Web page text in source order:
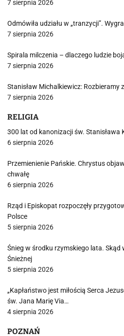
7 sierpnia 2026
Odmówiła udziału w „tranzycji”.
7 sierpnia 2026
Spirala milczenia – dlaczego ludzie
7 sierpnia 2026
Stanisław Michalkiewicz: Rozbieramy
7 sierpnia 2026
RELIGIA
300 lat od kanonizacji św. Stanisława
6 sierpnia 2026
Przemienienie Pańskie. Chrystus
chwałę
6 sierpnia 2026
Rząd i Episkopat rozpoczęły
Polsce
5 sierpnia 2026
Śnieg w środku rzymskiego lata. Skąd
Śnieżnej
5 sierpnia 2026
„Kapłaństwo jest miłością Serca
św. Jana Marię Via…
4 sierpnia 2026
POZNAŃ